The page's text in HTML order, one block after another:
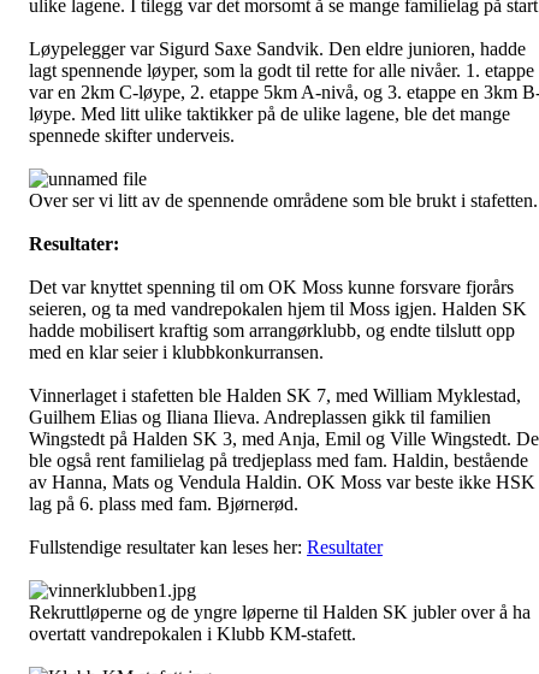
ulike lagene. I tilegg var det morsomt å se mange familielag på
Løypelegger var Sigurd Saxe Sandvik. Den eldre junioren, hadde
lagt spennende løyper, som la godt til rette for alle nivåer. 1. etappe
var en 2km C-løype, 2. etappe 5km A-nivå, og 3. etappe en 3km
løype. Med litt ulike taktikker på de ulike lagene, ble det mange
spennede skifter underveis.
Over ser vi litt av de spennende områdene som ble brukt i stafetten.
Resultater:
Det var knyttet spenning til om OK Moss kunne forsvare fjorårs
seieren, og ta med vandrepokalen hjem til Moss igjen. Halden SK
hadde mobilisert kraftig som arrangørklubb, og endte tilslutt opp
med en klar seier i klubbkonkurransen.
Vinnerlaget i stafetten ble Halden SK 7, med William Myklestad,
Guilhem Elias og Iliana Ilieva. Andreplassen gikk til familien
Wingstedt på Halden SK 3, med Anja, Emil og Ville Wingstedt.
ble også rent familielag på tredjeplass med fam. Haldin, bestående
av Hanna, Mats og Vendula Haldin. OK Moss var beste ikke HSK
lag på 6. plass med fam. Bjørnerød.
Fullstendige resultater kan leses her: Resultater
Rekruttløperne og de yngre løperne til Halden SK jubler over å ha
overtatt vandrepokalen i Klubb KM-stafett.